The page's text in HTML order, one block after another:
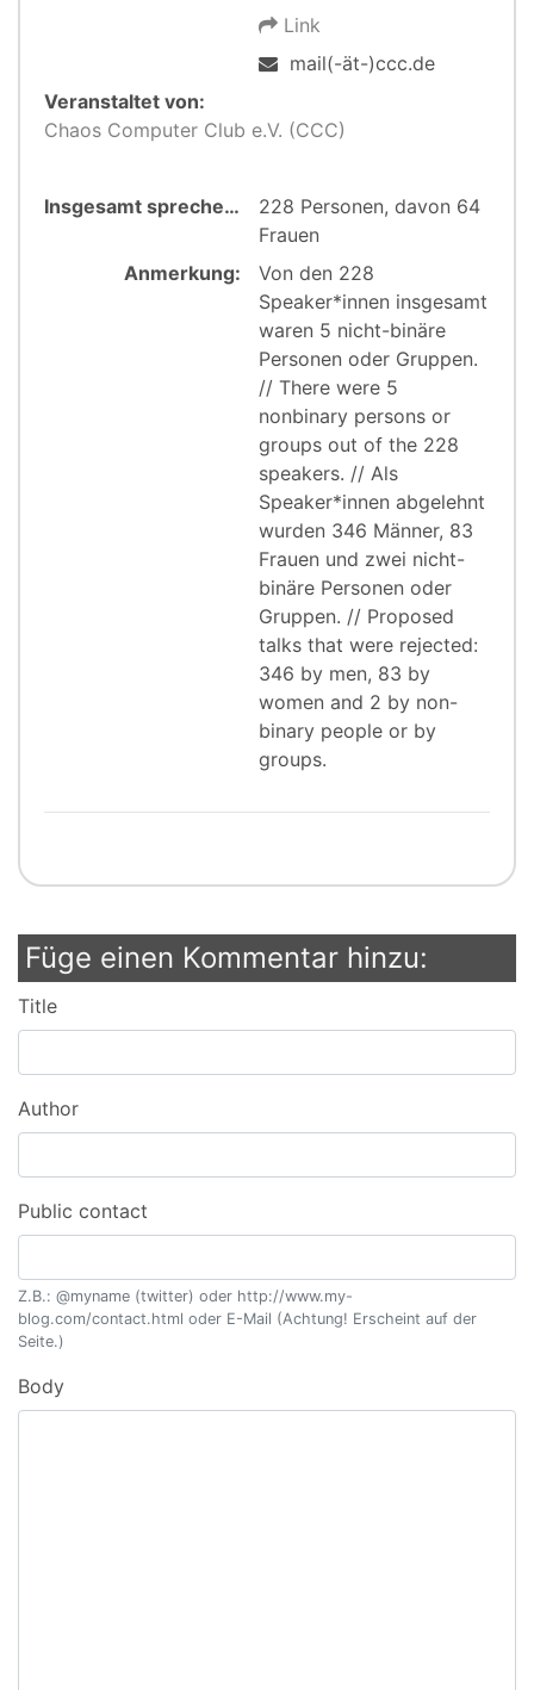
Link
mail(-ät-)ccc.de
Veranstaltet von:
Chaos Computer Club e.V. (CCC)
Insgesamt sprechen:
228 Personen, davon 64
Frauen
Anmerkung:
Von den 228
Speaker*innen insgesamt
waren 5 nicht-binäre
Personen oder Gruppen.
// There were 5
nonbinary persons or
groups out of the 228
speakers. // Als
Speaker*innen abgelehnt
wurden 346 Männer, 83
Frauen und zwei nicht-
binäre Personen oder
Gruppen. // Proposed
talks that were rejected:
346 by men, 83 by
women and 2 by non-
binary people or by
groups.
Füge einen Kommentar hinzu:
Title
Author
Public contact
Z.B.: @myname (twitter) oder http://www.my-
blog.com/contact.html oder E-Mail (Achtung! Erscheint auf der
Seite.)
Body